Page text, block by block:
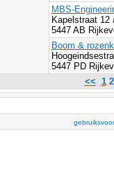
MBS-
Kapelstraat 12
5447 AB
Boom &
5447 PD
<< 1